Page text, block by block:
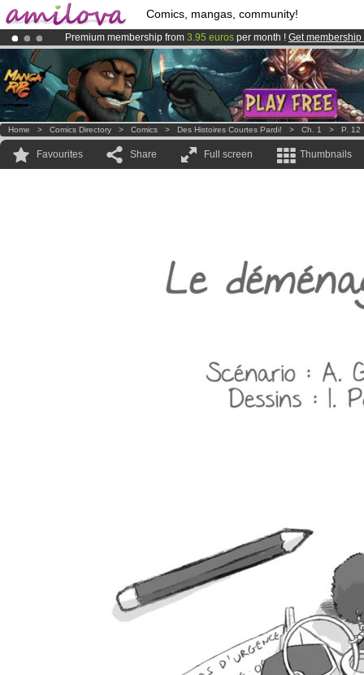
Comics, mangas, community!
Premium membership from 3.95 euros per month ! Get membership
AmilovaKickstarter is now LIVE!.
Already 100000 membersand 1000 comics & mangas!.
Home > Comics Directory > Comics > Des Histoires Courtes Pardi! > Ch. 1 > P. 12
Favourites Share Full screen Thumbnails